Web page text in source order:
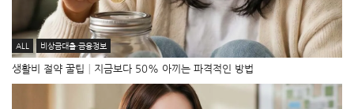
ALL 비상금대출·금융정보
생활비 절약 꿀팁│지금보다 50% 아끼는 파격적인 방법